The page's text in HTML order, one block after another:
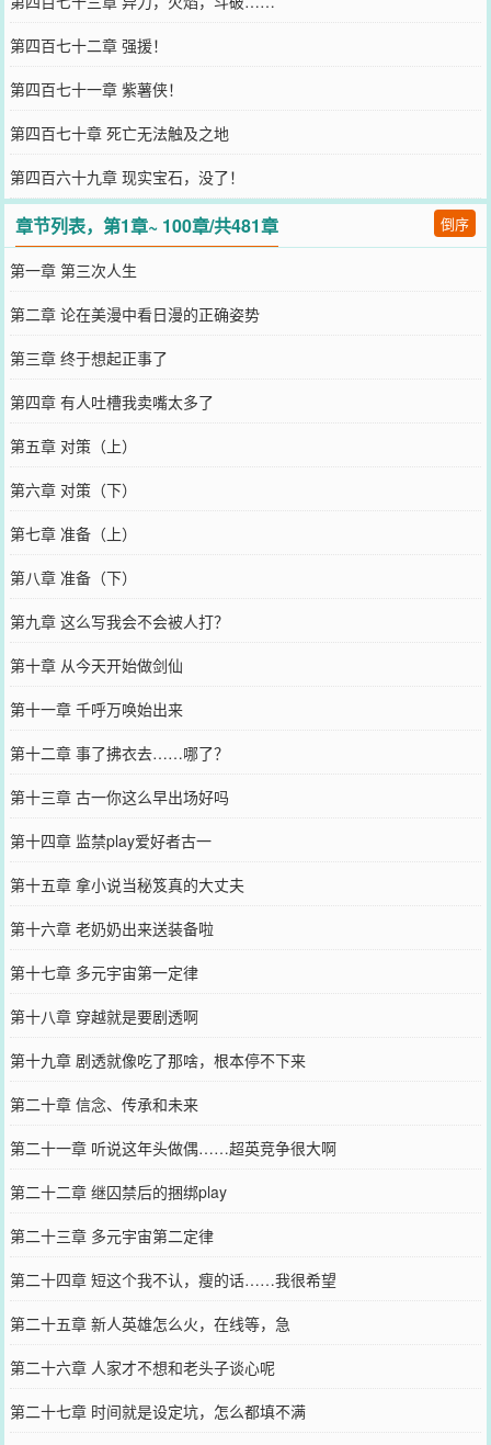
第四百七十二章 强援！
第四百七十一章 紫薯侠！
第四百七十章 死亡无法触及之地
第四百六十九章 现实宝石，没了！
章节列表，第1章~ 100章/共481章 倒序
第一章 第三次人生
第二章 论在美漫中看日漫的正确姿势
第三章 终于想起正事了
第四章 有人吐槽我卖嘴太多了
第五章 对策（上）
第六章 对策（下）
第七章 准备（上）
第八章 准备（下）
第九章 这么写我会不会被人打？
第十章 从今天开始做剑仙
第十一章 千呼万唤始出来
第十二章 事了拂衣去……哪了？
第十三章 古一你这么早出场好吗
第十四章 监禁play爱好者古一
第十五章 拿小说当秘笈真的大丈夫
第十六章 老奶奶出来送装备啦
第十七章 多元宇宙第一定律
第十八章 穿越就是要剧透啊
第十九章 剧透就像吃了那啥，根本停不下来
第二十章 信念、传承和未来
第二十一章 听说这年头做偶……超英竞争很大啊
第二十二章 继囚禁后的捆绑play
第二十三章 多元宇宙第二定律
第二十四章 短这个我不认，瘦的话……我很希望
第二十五章 新人英雄怎么火，在线等，急
第二十六章 人家才不想和老头子谈心呢
第二十七章 时间就是设定坑，怎么都填不满